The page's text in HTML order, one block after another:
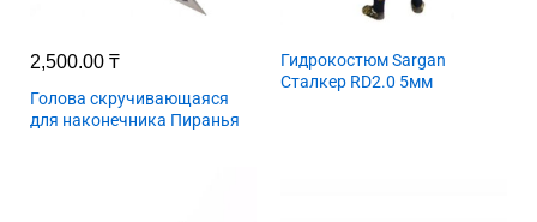
2,500.00 ₸
Голова скручивающаяся
для наконечника Пиранья
Гидрокостюм Sargan
Сталкер RD2.0 5мм